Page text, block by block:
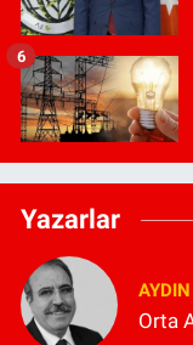
6
Yazarlar
Orta